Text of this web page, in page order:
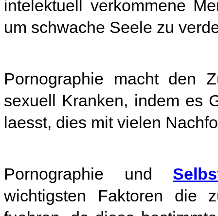
intelektuell verkommene
um schwache Seele zu
Pornographie macht den
sexuell Kranken, indem es
laesst, dies mit vielen
Pornographie und
wichtigsten Faktoren die